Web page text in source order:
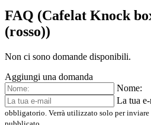
FAQ (Cafelat Knock
(rosso))
Non ci sono domande disponibili.
Aggiungi una domanda
Nome:
La tua
obbligatorio. Verrà utilizzato solo per inviare